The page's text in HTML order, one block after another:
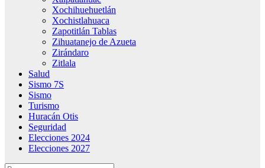
Xochihuehuetlán
Xochistlahuaca
Zapotitlán Tablas
Zihuatanejo de Azueta
Zirándaro
Zitlala
Salud
Sismo 7S
Sismo
Turismo
Huracán Otis
Seguridad
Elecciones 2024
Elecciones 2027